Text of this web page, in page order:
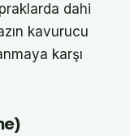
dahi
kavurucu
karşı